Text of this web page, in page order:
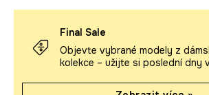
Final Sale
Objevte vybrané modely z
kolekce – užijte si poslední dny